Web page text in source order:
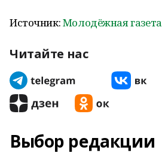
Источник:Молодёжная газета
Читайте нас
Выбор редакции